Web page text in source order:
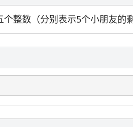
个整数（分别表示5个小朋友的